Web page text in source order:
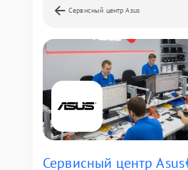
Сервисный центр Asus
Сервисный центр Asus